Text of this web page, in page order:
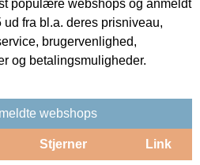
populære webshops og anmeldt
fra bl.a. deres prisniveau,
brugervenlighed,
og betalingsmuligheder.
webshops
Stjerner Link